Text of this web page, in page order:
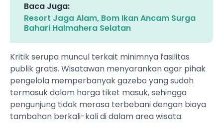
Baca Juga:
Resort Jaga Alam, Bom Ikan Ancam Surga
Bahari Halmahera Selatan
​Kritik serupa muncul terkait minimnya fasilitas
publik gratis. Wisatawan menyarankan agar pihak
pengelola memperbanyak gazebo yang sudah
termasuk dalam harga tiket masuk, sehingga
pengunjung tidak merasa terbebani dengan biaya
tambahan berkali-kali di dalam area wisata.